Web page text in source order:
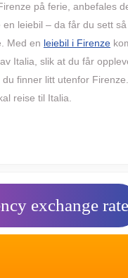
på ferie, anbefales
leiebil – da får du sett
Med en leiebil i Firenze
Italia, slik at du får
du finner litt utenfor
reise til Italia.
exchange rate